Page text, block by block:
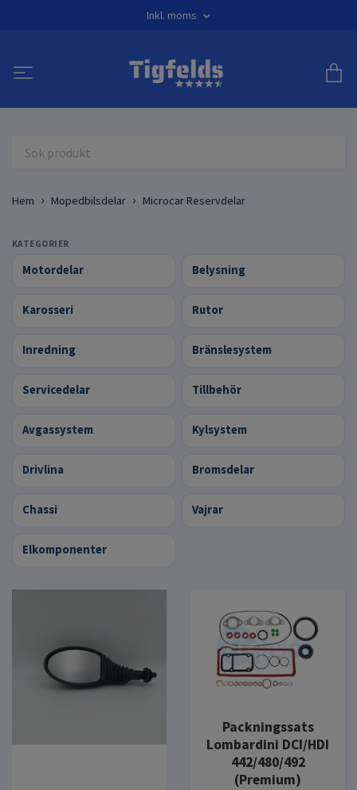
Inkl. moms
Hem Mopedbilsdelar Microcar Reservdelar
KATEGORIER
Motordelar Belysning
Karosseri Rutor
Inredning Bränslesystem
Servicedelar Tillbehör
Avgassystem Kylsystem
Drivlina Bromsdelar
Chassi Vajrar
Elkomponenter
Packningssats
Lombardini DCI/HDI
442/480/492
(Premium)